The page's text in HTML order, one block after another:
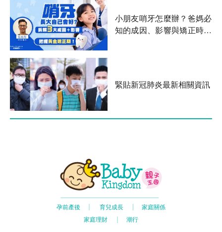
小朋友哨牙怎麼辦？爸媽必
知的成因、影響與矯正時機
緊貼新冠肺炎最新相關資訊